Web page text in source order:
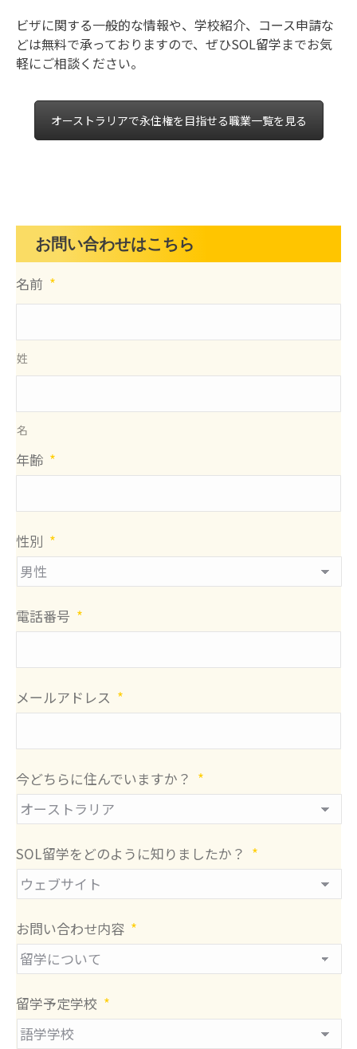
ビザに関する一般的な情報や、学校紹介、コース申請な
どは無料で承っておりますので、ぜひSOL留学までお気
軽にご相談ください。
オーストラリアで永住権を目指せる職業一覧を見る
お問い合わせはこちら
名前 *
姓
名
年齢 *
性別 *
電話番号 *
メールアドレス *
今どちらに住んでいますか？ *
SOL留学をどのように知りましたか？ *
お問い合わせ内容 *
留学予定学校 *